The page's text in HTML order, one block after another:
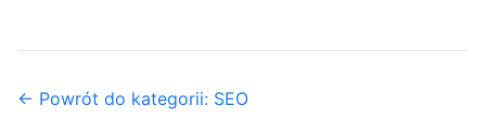
← Powrót do kategorii: SEO